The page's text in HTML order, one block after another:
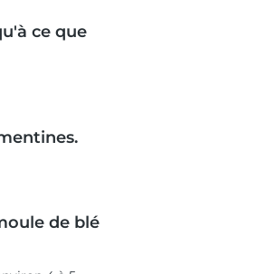
ce que
de blé